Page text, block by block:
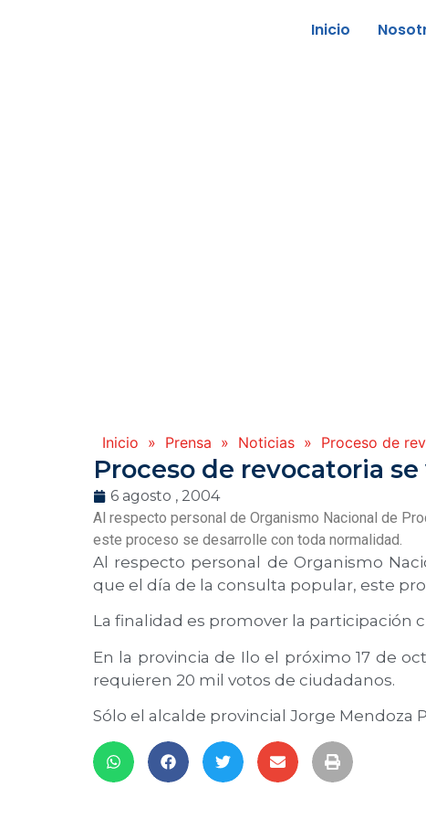
Inicio
Inicio » Prensa » Noticias » Proceso de
Proceso de revocatoria
6 agosto , 2004
Al respecto personal de Organismo Nacional de
este proceso se desarrolle con toda normalidad.
Al respecto personal de Organismo
que el día de la consulta popular, este
La finalidad es promover la participación
En la provincia de Ilo el próximo 17 de
requieren 20 mil votos de ciudadanos.
Sólo el alcalde provincial Jorge Mendoza